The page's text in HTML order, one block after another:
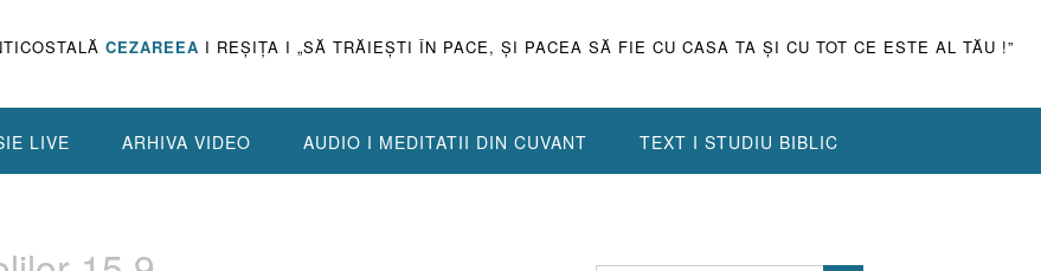
CEZAREEA I REŞIŢA I „SĂ TRĂIEŞTI ÎN PACE, ŞI PACEA SĂ FIE CU CASA TA ŞI CU TOT CE ESTE AL TĂU !”
LIVE ARHIVA VIDEO AUDIO I MEDITATII DIN CUVANT TEXT I STUDIU BIBLIC